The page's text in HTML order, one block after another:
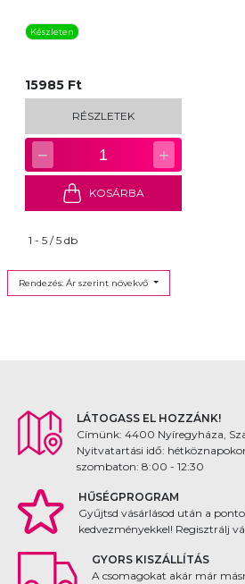
Készleten
15985 Ft
RÉSZLETEK
− 1 +
KOSÁRBA
1 - 5 / 5 db
Rendezés: Ár szerint növekvő
LÁTOGASS EL HOZZÁNK!
Címünk: 4400 Nyíregyháza,
Nyitvatartási idő:
szombaton: 8:00 - 12:30
HŰSÉGPROGRAM
Gyűjtsd vásárlásod után a
kedvezményekkel! Regisztrálj
GYORS KISZÁLLÍTÁS
A csomagokat akár már